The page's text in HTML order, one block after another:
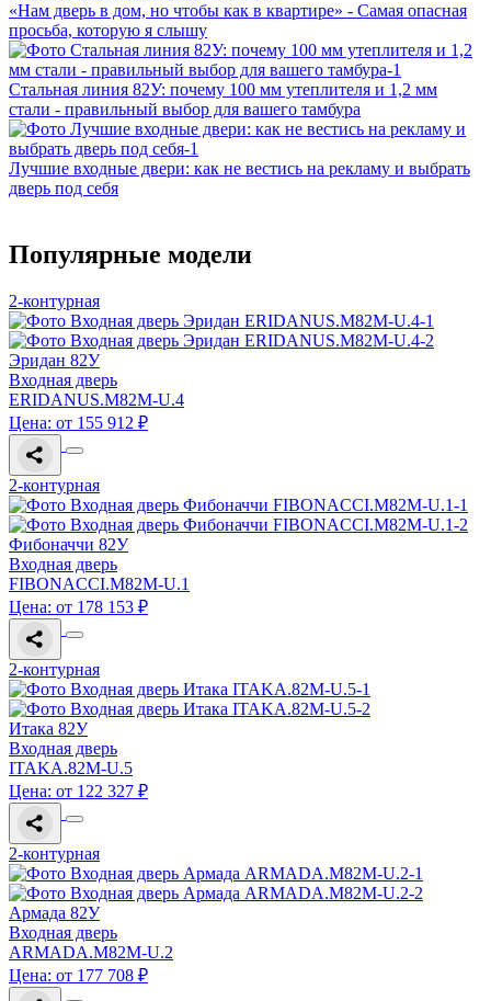
«Нам дверь в дом, но чтобы как в квартире» - Самая опасная
просьба, которую я слышу
Стальная линия 82У: почему 100 мм утеплителя и 1,2 мм
стали - правильный выбор для вашего тамбура
Лучшие входные двери: как не вестись на рекламу и выбрать
дверь под себя
Популярные модели
2-контурная
Эридан 82У
Входная дверь
ERIDANUS.M82M-U.4
Цена: от 155 912 ₽
2-контурная
Фибоначчи 82У
Входная дверь
FIBONACCI.M82M-U.1
Цена: от 178 153 ₽
2-контурная
Итака 82У
Входная дверь
ITAKA.82M-U.5
Цена: от 122 327 ₽
2-контурная
Армада 82У
Входная дверь
ARMADA.M82M-U.2
Цена: от 177 708 ₽